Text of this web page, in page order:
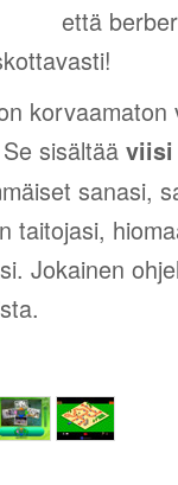
että
sisältää viisi
sanasi,
taitojasi,
Jokainen